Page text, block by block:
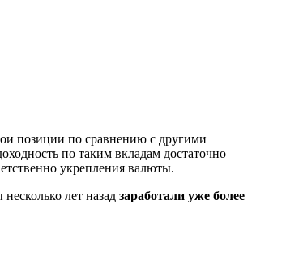
позиции по сравнению с другими
по таким вкладам достаточно
укрепления валюты.
лет назад заработали уже более